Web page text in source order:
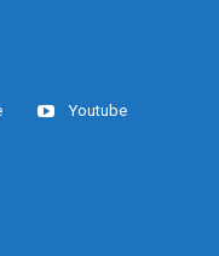
Youtube